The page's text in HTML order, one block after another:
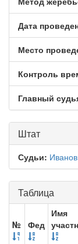
Дата
Место
Контроль
Главный
Штат
Судьи:
Таблица
№ Фед
Имя